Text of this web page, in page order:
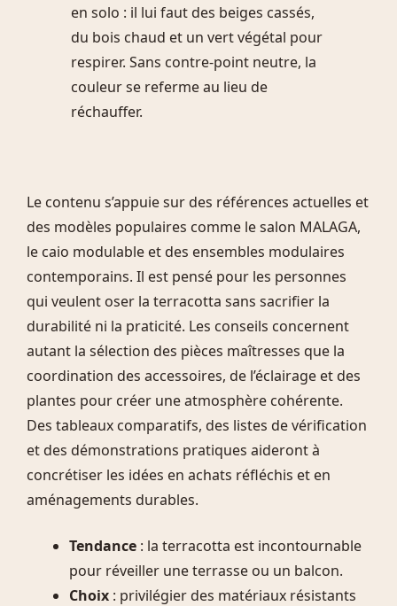
en solo : il lui faut des beiges cassés,
du bois chaud et un vert végétal pour
respirer. Sans contre-point neutre, la
couleur se referme au lieu de
réchauffer.
Le contenu s’appuie sur des références actuelles et
des modèles populaires comme le salon MALAGA,
le caio modulable et des ensembles modulaires
contemporains. Il est pensé pour les personnes
qui veulent oser la terracotta sans sacrifier la
durabilité ni la praticité. Les conseils concernent
autant la sélection des pièces maîtresses que la
coordination des accessoires, de l’éclairage et des
plantes pour créer une atmosphère cohérente.
Des tableaux comparatifs, des listes de vérification
et des démonstrations pratiques aideront à
concrétiser les idées en achats réfléchis et en
aménagements durables.
Tendance : la terracotta est incontournable
pour réveiller une terrasse ou un balcon.
Choix : privilégier des matériaux résistants